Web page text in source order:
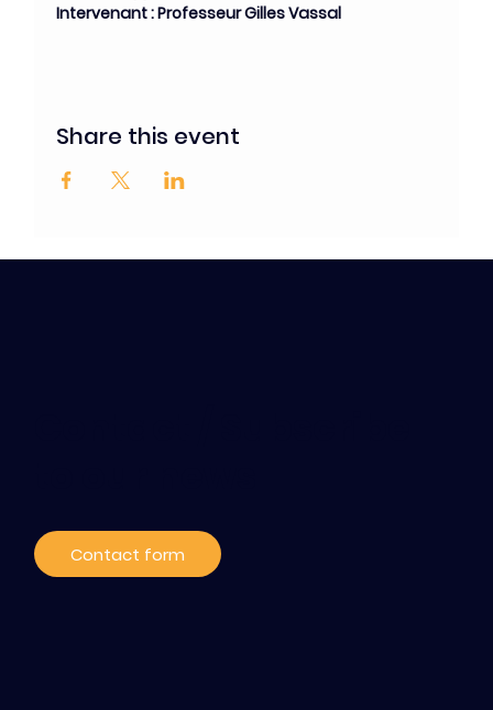
Intervenant : Professeur Gilles Vassal
Share this event
Contact form